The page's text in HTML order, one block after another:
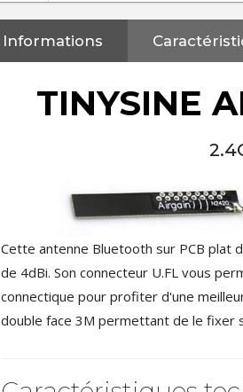
Informations
TINYSINE
Cette antenne Bluetooth sur PCB plat
de 4dBi. Son connecteur U.FL vous
connectique pour profiter d'une
double face 3M permettant de le fixer